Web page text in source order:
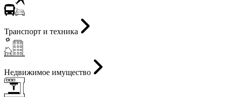
Транспорт и техника
Недвижимое имущество